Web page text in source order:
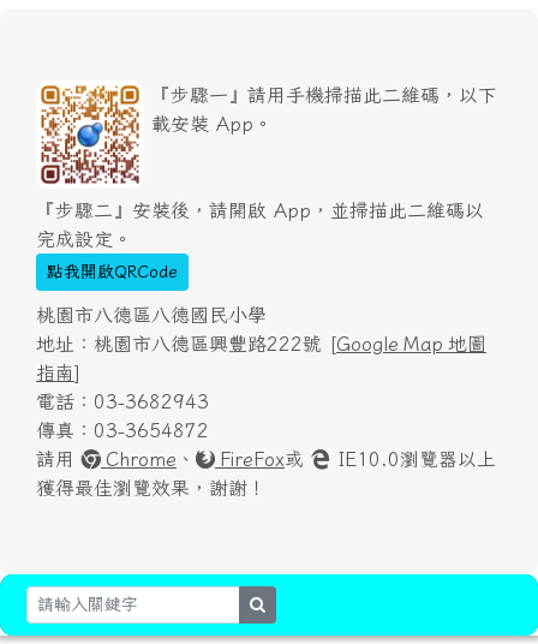
『步驟一』請用手機掃描此二維碼，以下
載安裝 App。
『步驟二』安裝後，請開啟 App，並掃描此二維碼以
完成設定。
點我開啟QRCode
桃園市八德區八德國民小學
地址：桃園市八德區興豐路222號 [Google Map 地圖
指南]
電話：03-3682943
傳真：03-3654872
請用
Chrome 、 FireFox或
IE10.0瀏覽器以上
獲得最佳瀏覽效果，謝謝！